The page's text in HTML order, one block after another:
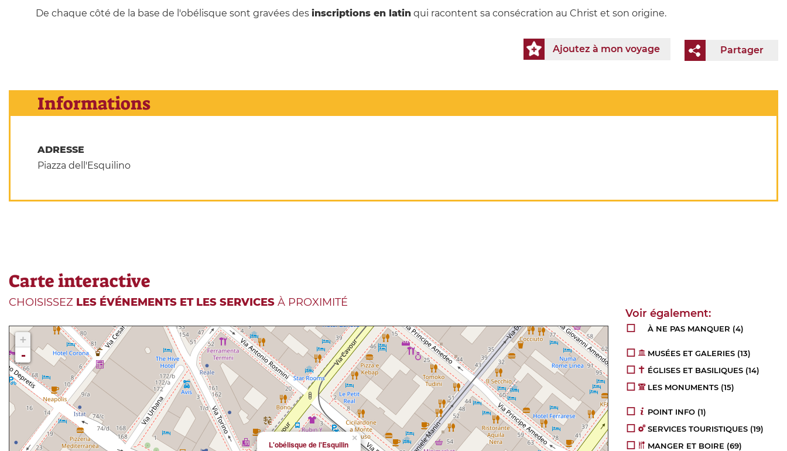
De chaque côté de la base de l'obélisque sont gravées des inscriptions en latinqui racontent sa consécration au Christ et son origine.
Partager
Ajoutez à mon voyage
Informations
ADRESSE
Piazza dell'Esquilino
Carte interactive
CHOISISSEZ LES ÉVÉNEMENTS ET LES SERVICES À PROXIMITÉ
×
L'obélisque de l'Esquilin
+
-
À NE PAS MANQUER (4)
MUSÉES ET GALERIES (13)
ÉGLISES ET BASILIQUES (14)
LES MONUMENTS (15)
POINT INFO (1)
SERVICES TOURISTIQUES (19)
MANGER ET BOIRE (69)